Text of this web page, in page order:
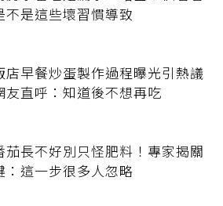
不是這些壞習慣導致
店早餐炒蛋製作過程曝光引熱議
友直呼：知道後不想再吃
茄長不好別只怪肥料！專家揭關
：這一步很多人忽略